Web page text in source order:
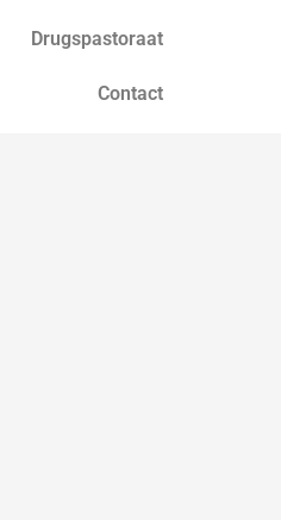
Drugspastoraat
Contact